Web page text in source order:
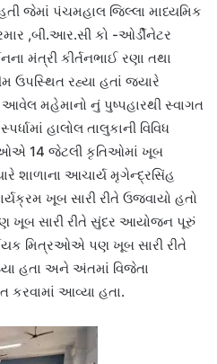
જેમાં પંચમહાલ જિલ્લા માધ્યમિક
,બી.આર.સી કો -ઓર્ડીનેટર
મંત્રી કીર્તનભાઈ રણા તથા
ઉપસ્થિત રહ્યા હતાં જ્યારે
મહેમાનો નું પુષ્પહારથી સ્વાગત
હાલોલ તાલુકાની વિવિધ
14 જેટલી કૃતિઓમાં ખૂબ
શાળાના આચાર્ય મૃગેન્દ્રસિંહ
ખૂબ સારી રીતે ઉજવાયો હતો
ખૂબ સારી રીતે સુંદર આયોજન પૂરું
મિત્રઓએ પણ ખૂબ સારી રીતે
હતા અને અંતમાં વિજેતા
કરવામાં આવ્યા હતા.